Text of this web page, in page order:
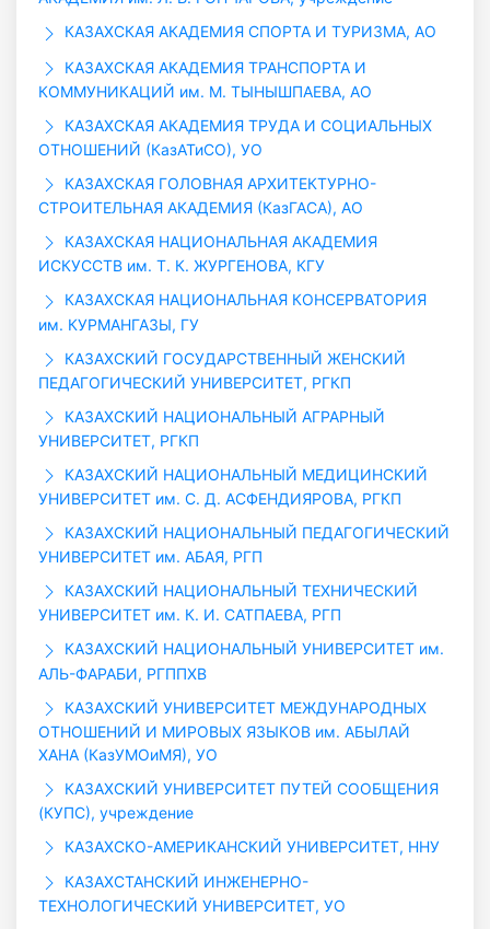
КАЗАХСКАЯ АКАДЕМИЯ СПОРТА И ТУРИЗМА, АО
КАЗАХСКАЯ АКАДЕМИЯ ТРАНСПОРТА И
КОММУНИКАЦИЙ им. М. ТЫНЫШПАЕВА, АО
КАЗАХСКАЯ АКАДЕМИЯ ТРУДА И СОЦИАЛЬНЫХ
ОТНОШЕНИЙ (КазАТиСО), УО
КАЗАХСКАЯ ГОЛОВНАЯ АРХИТЕКТУРНО-
СТРОИТЕЛЬНАЯ АКАДЕМИЯ (КазГАСА), АО
КАЗАХСКАЯ НАЦИОНАЛЬНАЯ АКАДЕМИЯ
ИСКУССТВ им. Т. К. ЖУРГЕНОВА, КГУ
КАЗАХСКАЯ НАЦИОНАЛЬНАЯ КОНСЕРВАТОРИЯ
им. КУРМАНГАЗЫ, ГУ
КАЗАХСКИЙ ГОСУДАРСТВЕННЫЙ ЖЕНСКИЙ
ПЕДАГОГИЧЕСКИЙ УНИВЕРСИТЕТ, РГКП
КАЗАХСКИЙ НАЦИОНАЛЬНЫЙ АГРАРНЫЙ
УНИВЕРСИТЕТ, РГКП
КАЗАХСКИЙ НАЦИОНАЛЬНЫЙ МЕДИЦИНСКИЙ
УНИВЕРСИТЕТ им. С. Д. АСФЕНДИЯРОВА, РГКП
КАЗАХСКИЙ НАЦИОНАЛЬНЫЙ ПЕДАГОГИЧЕСКИЙ
УНИВЕРСИТЕТ им. АБАЯ, РГП
КАЗАХСКИЙ НАЦИОНАЛЬНЫЙ ТЕХНИЧЕСКИЙ
УНИВЕРСИТЕТ им. К. И. САТПАЕВА, РГП
КАЗАХСКИЙ НАЦИОНАЛЬНЫЙ УНИВЕРСИТЕТ им.
АЛЬ-ФАРАБИ, РГППХВ
КАЗАХСКИЙ УНИВЕРСИТЕТ МЕЖДУНАРОДНЫХ
ОТНОШЕНИЙ И МИРОВЫХ ЯЗЫКОВ им. АБЫЛАЙ
ХАНА (КазУМОиМЯ), УО
КАЗАХСКИЙ УНИВЕРСИТЕТ ПУТЕЙ СООБЩЕНИЯ
(КУПС), учреждение
КАЗАХСКО-АМЕРИКАНСКИЙ УНИВЕРСИТЕТ, ННУ
КАЗАХСТАНСКИЙ ИНЖЕНЕРНО-
ТЕХНОЛОГИЧЕСКИЙ УНИВЕРСИТЕТ, УО